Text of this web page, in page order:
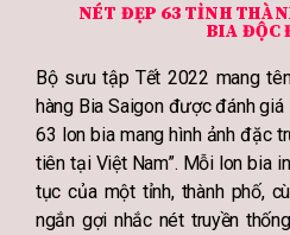
NÉT ĐẸP 63 TỈNH
BIA ĐỘC
Bộ sưu tập Tết 2022 mang
hàng Bia Saigon được đánh
63 lon bia mang hình ảnh đặc
tiên tại Việt Nam”. Mỗi lon bia
tục của một tỉnh, thành phố,
ngắn gợi nhắc nét truyền